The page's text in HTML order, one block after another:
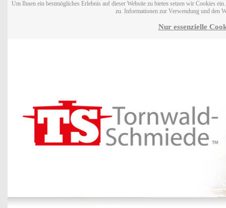
Um Ihnen ein bestmögliches Erlebnis auf dieser Website zu bieten setzen wir Cookies
zu. Informationen zur Verwendung und den
Nur essenzielle